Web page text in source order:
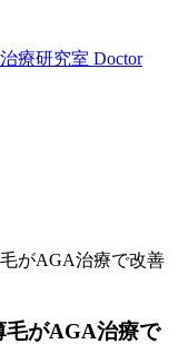
療研究室 Doctor
がAGA治療で改善
毛がAGA治療で